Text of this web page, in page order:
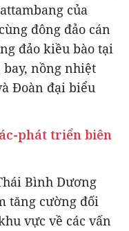
của
đông đảo cán
đảo kiều bào tại
bay, nồng nhiệt
Đoàn đại biểu
phát triển biên
Bình Dương
tăng cường đối
vực về các vấn